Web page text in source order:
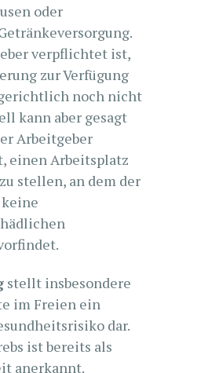
oder
verpflichtet ist,
zur Verfügung
noch nicht
kann aber gesagt
Arbeitgeber
einen Arbeitsplatz
stellen, an dem der
stellt insbesondere
im Freien ein
dar.
ist bereits als
anerkannt.